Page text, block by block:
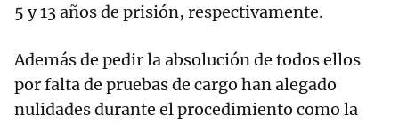
5 y 13 años de prisión, respectivamente.
Además de pedir la absolución de todos ellos
por falta de pruebas de cargo han alegado
nulidades durante el procedimiento como la